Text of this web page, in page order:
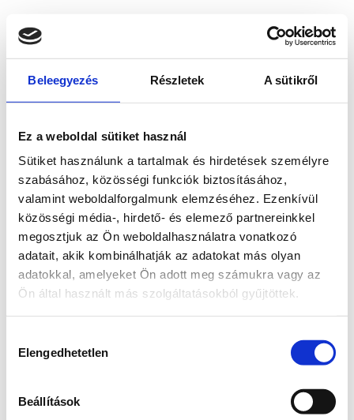
Beleegyezés Részletek A sütikről
Ez a weboldal sütiket használ
Sütiket használunk a tartalmak és hirdetések személyre
szabásához, közösségi funkciók biztosításához,
valamint weboldalforgalmunk elemzéséhez. Ezenkívül
közösségi média-, hirdető- és elemező partnereinkkel
megosztjuk az Ön weboldalhasználatra vonatkozó
adatait, akik kombinálhatják az adatokat más olyan
adatokkal, amelyeket Ön adott meg számukra vagy az
Ön által használt más szolgáltatásokból gyűjtöttek.
kiválasztása
Elengedhetetlen
Beállítások
loadingwww.bicapp.hu
(see the browser console for more